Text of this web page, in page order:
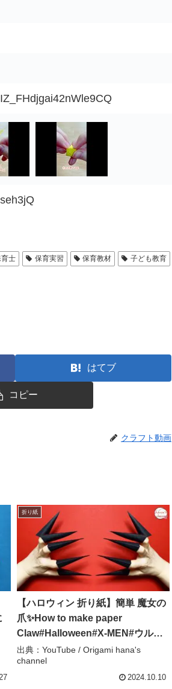
士 保育実習 保育教材 子ども教育
はてブ
コピー
クラフト動画
折り紙
【ハロウィン 折り紙】簡単 魔女の
爪✨How to make paper
Claw#Halloween#X-MEN#ウルヴ
ァリン#爪#つめ#Nail#Claw#指#折
り方#おりがみ#origami#紙 –
Origami hana’s channel
出典：YouTube / Origami hana's
channel
2024.10.10